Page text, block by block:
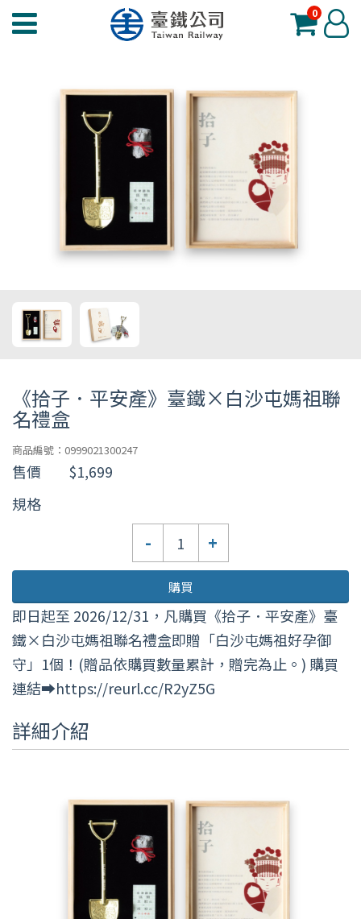
臺
0 登
入
《拾子．平安產》臺鐵×白沙屯媽祖聯
名禮盒
商品編號：0999021300247
售價
$1,699
規格
- +
購買
即日起至 2026/12/31，凡購買《拾子．平安產》臺
鐵×白沙屯媽祖聯名禮盒即贈「白沙屯媽祖好孕御
守」1個！(贈品依購買數量累計，贈完為止。) 購買
連結➡️https://reurl.cc/R2yZ5G
詳細介紹